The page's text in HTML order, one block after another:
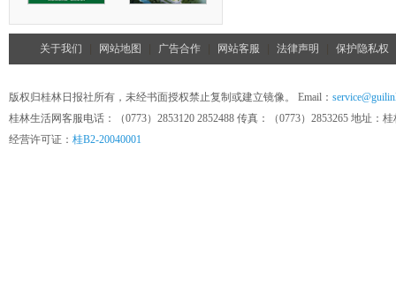
关于我们 网站地图 广告合作 网站客服 法律声明 保护隐私权
版权归桂林日报社所有，未经书面授权禁止复制或建立镜像。 Email：
桂林生活网客服电话：（0773）2853120 2852488 传真：（0773）2853265 地址
经营许可证： 桂B2-20040001